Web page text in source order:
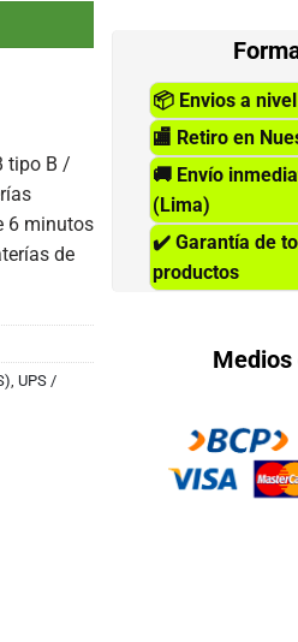
tipo B /
6 minutos
de
,UPS /
📦 Envios a
🏬 Retiro en
🚚 Envío
(Lima)
✔️ Garantía de
productos
Medios